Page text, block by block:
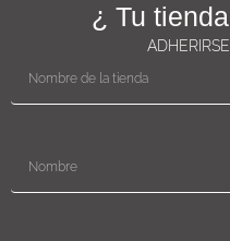
¿ Tu